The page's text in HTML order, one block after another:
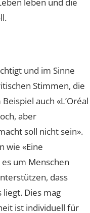
Statements
grundsätzlich
und im Sinne
Stimmen,
Beispiel auch
aber
soll nicht
wie «Eine
es um Menschen